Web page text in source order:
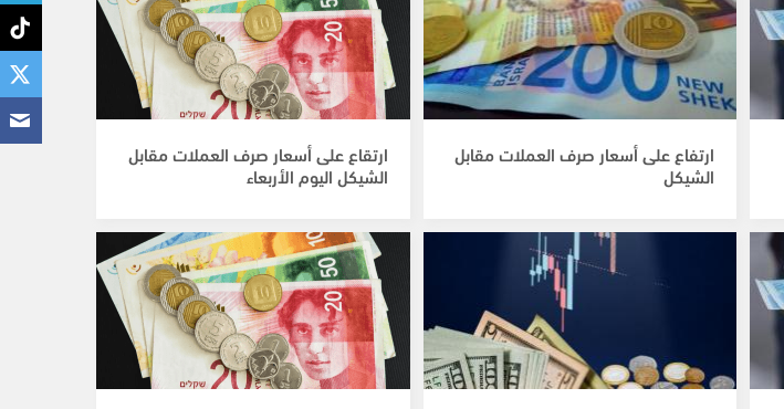
ارتفاع على أسعار صرف العملات مقابل
الشيكل
ارتقاع على أسعار صرف العملات مقابل
الشيكل اليوم الأربعاء